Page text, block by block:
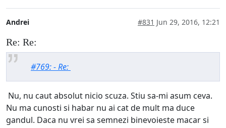
Andrei #831 Jun 29, 2016, 12:21
Re: Re:
#769: - Re:
Nu, nu caut absolut nicio scuza. Stiu sa-mi asum ceva.
Nu ma cunosti si habar nu ai cat de mult ma duce
gandul. Daca nu vrei sa semnezi binevoieste macar si